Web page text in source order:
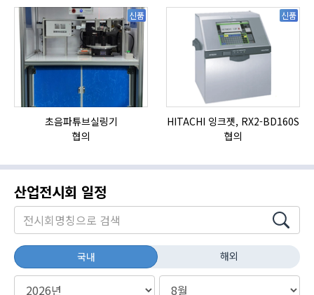
신품
초음파튜브실링기
협의
신품
HITACHI 잉크젯, RX2-BD160S
협의
산업전시회 일정
국내 해외